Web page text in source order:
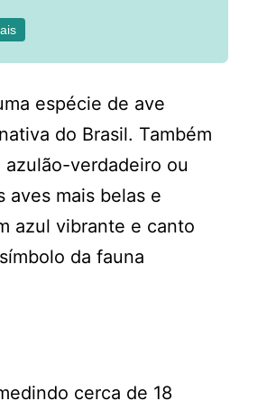
espécie de ave
do Brasil. Também
verdadeiro ou
aves mais belas e
azul vibrante e canto
da fauna
cerca de 18